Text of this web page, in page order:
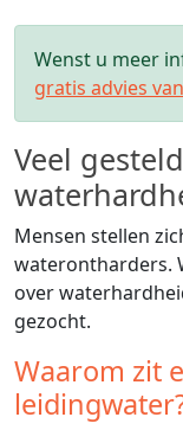
Wenst u meer
gratis advies
Veel
Mensen stellen
waterontharders.
over
gezocht.
Waarom zit